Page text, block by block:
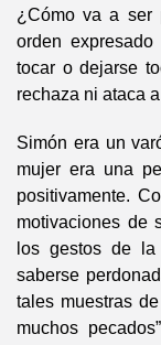
¿Cómo va a ser
orden
tocar o dejarse
rechaza ni ataca
Simón era un
mujer era una
positivamente.
motivaciones de
los gestos de la
saberse
tales muestras
muchos